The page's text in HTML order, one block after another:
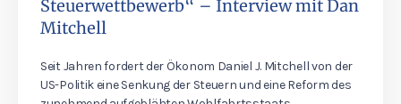
Steuerwettbewerb“ – Interview mit Dan
Mitchell
Seit Jahren fordert der Ökonom Daniel J. Mitchell von der
US-Politik eine Senkung der Steuern und eine Reform des